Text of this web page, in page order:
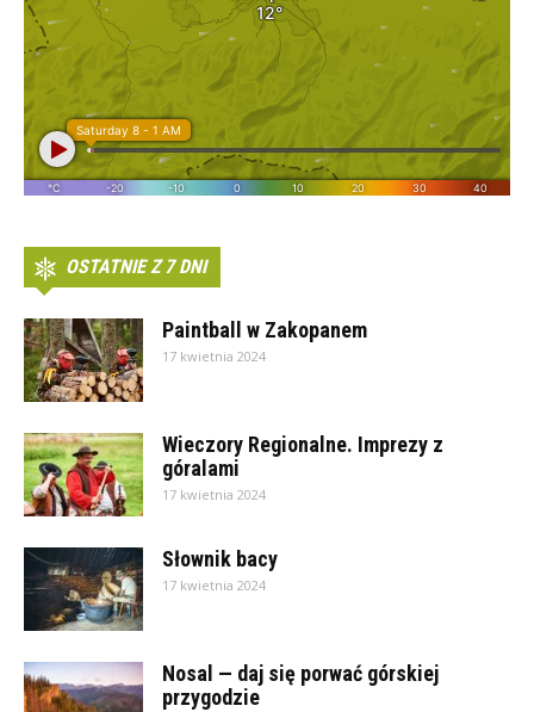
OSTATNIE Z 7 DNI
Paintball w Zakopanem
17 kwietnia 2024
Wieczory Regionalne. Imprezy z
góralami
17 kwietnia 2024
Słownik bacy
17 kwietnia 2024
Nosal — daj się porwać górskiej
przygodzie